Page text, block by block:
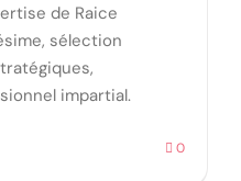
de Raice
sélection
impartial.
0